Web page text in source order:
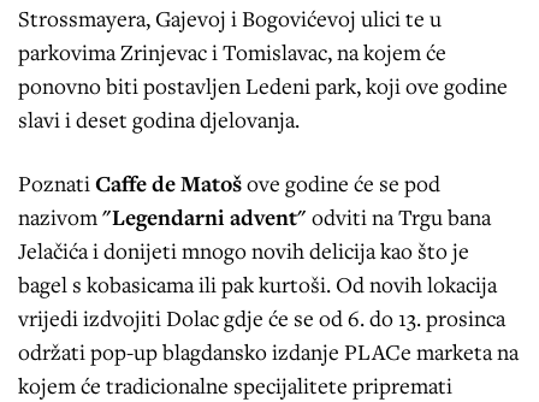
Strossmayera, Gajevoj i Bogovićevoj ulici te u
parkovima Zrinjevac i Tomislavac, na kojem će
ponovno biti postavljen Ledeni park, koji ove godine
slavi i deset godina djelovanja.
PoznatiCaffe de Matošove godine će se pod
nazivom"Legendarni advent" odviti na Trgu bana
Jelačića i donijeti mnogo novih delicija kao što je
bagel s kobasicama ili pak kurtoši. Od novih lokacija
vrijedi izdvojiti Dolac gdje će se od 6. do 13. prosinca
održati pop-up blagdansko izdanje PLACe marketa na
kojem će tradicionalne specijalitete pripremati